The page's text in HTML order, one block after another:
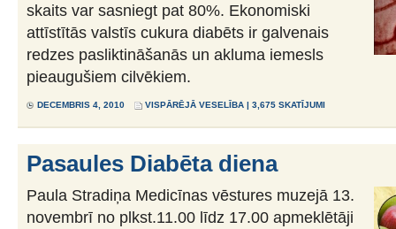
skaits var sasniegt pat 80%. Ekonomiski
attīstītās valstīs cukura diabēts ir galvenais
redzes pasliktināšanās un akluma iemesls
pieaugušiem cilvēkiem.
DECEMBRIS 4, 2010 VISPĀRĒJĀ VESELĪBA | 3,675 SKATĪJUMI
Pasaules Diabēta diena
Paula Stradiņa Medicīnas vēstures muzejā 13.
novembrī no plkst.11.00 līdz 17.00 apmeklētāji